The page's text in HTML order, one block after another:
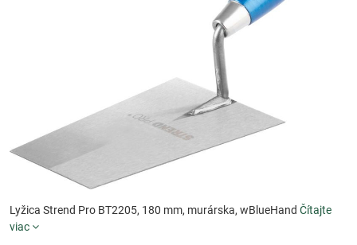
Lyžica Strend Pro BT2205, 180 mm, murárska, wBlueHand Čítajte
viac